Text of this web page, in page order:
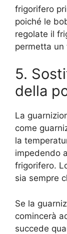
frigorifero
poiché le
regolate il
permetta un
5.
della
La
come
la
impedendo
frigorifero.
sia sempre
Se la
comincerà
succede